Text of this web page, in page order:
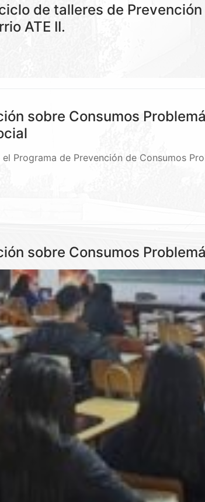
de talleres de
ATE II.
sobre Consumos
Programa de Prevención de Consumos
sobre Consumos